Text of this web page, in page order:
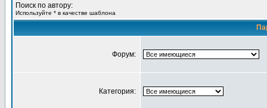
Поиск по автору:
Используйте * в качестве шаблона
Форум:
Категория: